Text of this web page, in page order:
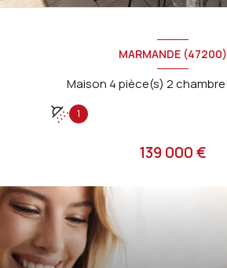
MARMANDE (47200)
1
139 000 €
FEDRIGO Sebastien